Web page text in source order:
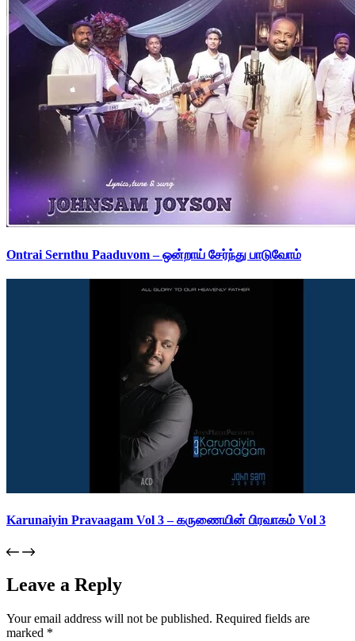
Ontrai Sernthu Paaduvom – ஒன்றாய் சேர்ந்து பாடுவோம்
Karunaiyin Pravaagam Vol 3 – கருணையின் பிரவாகம் Vol 3
Leave a Reply
Your email address will not be published. Required fields are
marked *